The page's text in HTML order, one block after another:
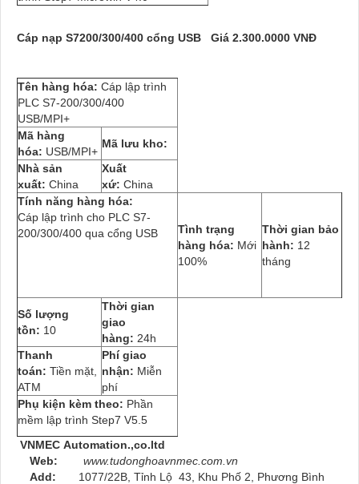
Cáp nạp S7200/300/400 cổng USB Giá 2.300.0000 VNĐ
Tên hàng hóa: Cáp lập trình
PLC S7-200/300/400
USB/MPI+
Mã hàng
hóa: USB/MPI+
Mã lưu kho:
Nhà sản
xuất: China
Xuất
xứ: China
Tính năng hàng hóa:
Cáp lập trình cho PLC S7-
200/300/400 qua cổng USB
Tình trạng
hàng hóa: Mới
100%
Thời gian bảo
hành: 12
tháng
Số lượng
tồn: 10
Thời gian
giao
hàng: 24h
Thanh
toán: Tiền mặt,
ATM
Phí giao
nhận: Miễn
phí
Phụ kiện kèm theo: Phần
mềm lập trình Step7 V5.5
VNMEC Automation.,co.ltd
Web: www.tudonghoavnmec.com.vn
Add: 1077/22B, Tỉnh Lộ 43, Khu Phố 2, Phương Bình